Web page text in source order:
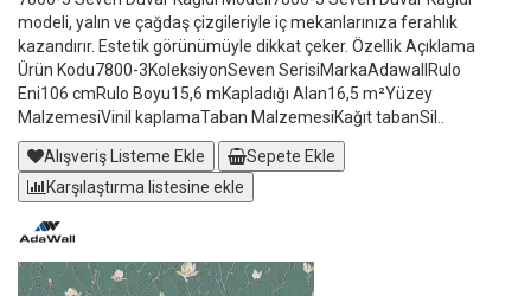
modeli, yalın ve çağdaş çizgileriyle iç mekanlarınıza ferahlık
kazandırır. Estetik görünümüyle dikkat çeker. Özellik Açıklama
Ürün Kodu7800-3KoleksiyonSeven SerisiMarkaAdawallRulo
Eni106 cmRulo Boyu15,6 mKapladığı Alan16,5 m²Yüzey
MalzemesiVinil kaplamaTaban MalzemesiKağıt tabanSil..
Alışveriş Listeme Ekle
Sepete Ekle
Karşılaştırma listesine ekle